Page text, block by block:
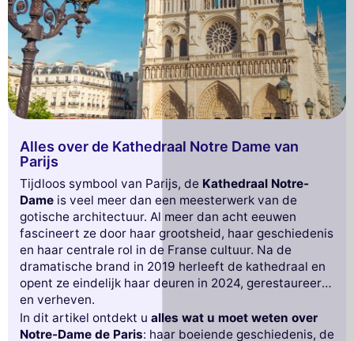
Alles over de Kathedraal Notre Dame van
Parijs
Tijdloos symbool van Parijs, de Kathedraal Notre-
Dame is veel meer dan een meesterwerk van de
gotische architectuur. Al meer dan acht eeuwen
fascineert ze door haar grootsheid, haar geschiedenis
en haar centrale rol in de Franse cultuur. Na de
dramatische brand in 2019 herleeft de kathedraal en
opent ze eindelijk haar deuren in 2024, gerestaureerd
en verheven.
In dit artikel ontdekt u alles wat u moet weten over
Notre-Dame de Paris: haar boeiende geschiedenis, de